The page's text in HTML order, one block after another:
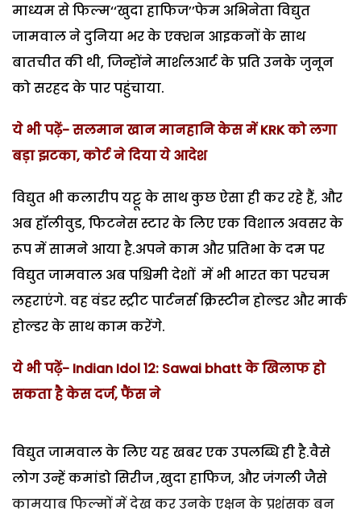
माध्यम से फिल्म‘‘खुदा हाफिज’’फेम अभिनेता विद्युत
जामवाल ने दुनिया भर के एक्शन आइकनों के साथ
बातचीत की थी, जिन्होंने मार्शलआर्ट के प्रति उनके जुनून
को सरहद के पार पहुंचाया.
ये भी पढ़ें- सलमान खान मानहानि केस में KRK को लगा
बड़ा झटका, कोर्ट ने दिया ये आदेश
विद्युत भी कलारीप यट्टू के साथ कुछ ऐसा ही कर रहे हैं, और
अब हॉलीवुड, फिटनेस स्टार के लिए एक विशाल अवसर के
रूप में सामने आया है.अपने काम और प्रतिभा के दम पर
विद्युत जामवाल अब पश्चिमी देशों में भी भारत का परचम
लहराएंगे. वह वंडर स्ट्रीट पार्टनर्स क्रिस्टीन होल्डर और मार्क
होल्डर के साथ काम करेंगे.
ये भी पढ़ें- Indian Idol 12: Sawai bhatt के खिलाफ हो
सकता है केस दर्ज, फैंस ने
विद्युत जामवाल के लिए यह खबर एक उपलब्धि ही है.वैसे
लोग उन्हें कमांडो सिरीज ,खुदा हाफिज, और जंगली जैसे
कामयाब फिल्मों में देख कर उनके एक्षन के प्रशंसक बन